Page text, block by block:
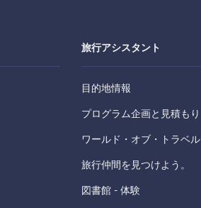
旅行アシスタント
目的地情報
プログラム企画と見積もり
ワールド・オブ・トラベル
旅行仲間を見つけよう。
図書館 - 体験